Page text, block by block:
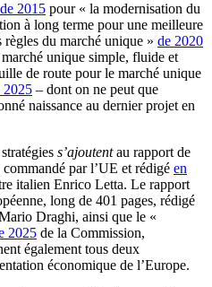
de 2015 pour « la modernisation du
à long terme pour une meilleure
du marché unique » de 2020
unique simple, fluide et
de route pour le marché unique
2025 – dont on ne peut que
naissance au dernier projet en
s’ajoutentau rapport de
par l’UE et rédigé en
italien Enrico Letta. Le rapport
long de 401 pages, rédigé
Draghi, ainsi que le «
2025 de la Commission,
également tous deux
économique de l’Europe.